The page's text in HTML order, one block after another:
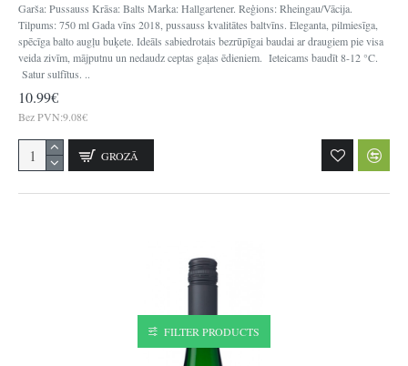
Garša: Pussauss Krāsa: Balts Marka: Hallgartener. Reģions: Rheingau/Vācija.
Tilpums: 750 ml Gada vīns 2018, pussauss kvalitātes baltvīns. Eleganta, pilmiesīga,
spēcīga balto augļu buķete. Ideāls sabiedrotais bezrūpīgai baudai ar draugiem pie visa
veida zivīm, mājputnu un nedaudz ceptas gaļas ēdieniem. Ieteicams baudīt 8-12 °C.
Satur sulfītus. ..
10.99€
Bez PVN:9.08€
GROZĀ
FILTER PRODUCTS